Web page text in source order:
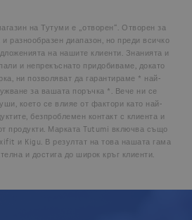
на Тутуми е „отворен“. Отворен за
разнообразен диапазон, но преди всичко
на нашите клиенти. Знанията и
и непрекъснато придобиваме, докато
ни позволяват да гарантираме * най-
за вашата поръчка *. Вече ни се
което се влияе от фактори като най-
безпроблемен контакт с клиента и
продукти. Марката Tutumi включва също
и Kigu. В резултат на това нашата гама
и достига до широк кръг клиенти.